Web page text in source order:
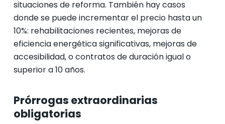
situaciones de reforma. También hay casos
donde se puede incrementar el precio hasta un
10%: rehabilitaciones recientes, mejoras de
eficiencia energética significativas, mejoras de
accesibilidad, o contratos de duración igual o
superior a 10 años.
Prórrogas extraordinarias
obligatorias